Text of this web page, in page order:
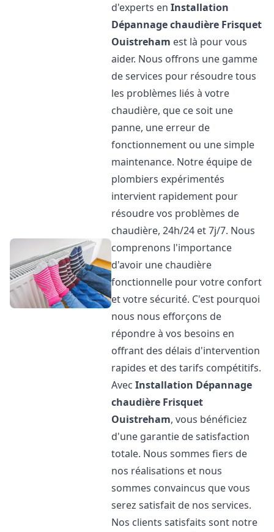
d'experts enInstallation
Dépannage chaudière Frisquet
Ouistreham est là pour vous
aider. Nous offrons une gamme
de services pour résoudre tous
les problèmes liés à votre
chaudière, que ce soit une
panne, une erreur de
fonctionnement ou une simple
maintenance. Notre équipe de
plombiers expérimentés
intervient rapidement pour
résoudre vos problèmes de
chaudière, 24h/24 et 7j/7. Nous
comprenons l'importance
d'avoir une chaudière
fonctionnelle pour votre confort
et votre sécurité. C'est pourquoi
nous nous efforçons de
répondre à vos besoins en
offrant des délais d'intervention
rapides et des tarifs compétitifs.
AvecInstallation Dépannage
chaudière Frisquet
Ouistreham, vous bénéficiez
d'une garantie de satisfaction
totale. Nous sommes fiers de
nos réalisations et nous
sommes convaincus que vous
serez satisfait de nos services.
Nos clients satisfaits sont notre